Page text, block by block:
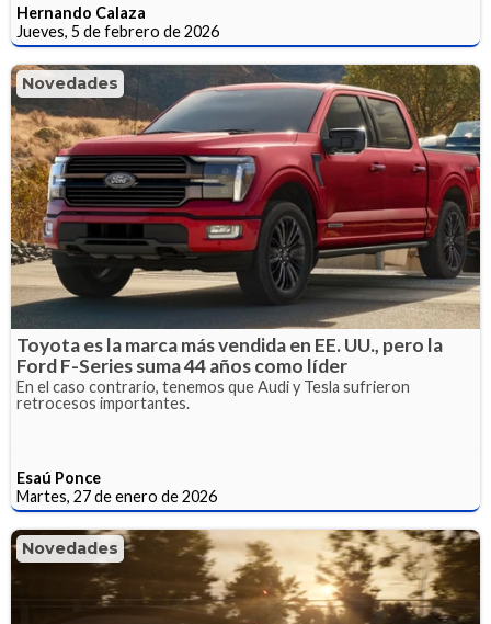
Hernando Calaza
Jueves, 5 de febrero de 2026
Novedades
Toyota es la marca más vendida en EE. UU., pero la
Ford F-Series suma 44 años como líder
En el caso contrario, tenemos que Audi y Tesla sufrieron
retrocesos importantes.
Esaú Ponce
Martes, 27 de enero de 2026
Novedades